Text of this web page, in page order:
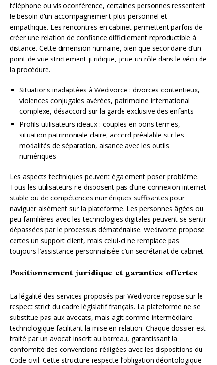
téléphone ou visioconférence, certaines personnes ressentent
le besoin d’un accompagnement plus personnel et
empathique. Les rencontres en cabinet permettent parfois de
créer une relation de confiance difficilement reproductible à
distance. Cette dimension humaine, bien que secondaire d’un
point de vue strictement juridique, joue un rôle dans le vécu de
la procédure.
Situations inadaptées à Wedivorce : divorces contentieux,
violences conjugales avérées, patrimoine international
complexe, désaccord sur la garde exclusive des enfants
Profils utilisateurs idéaux : couples en bons termes,
situation patrimoniale claire, accord préalable sur les
modalités de séparation, aisance avec les outils
numériques
Les aspects techniques peuvent également poser problème.
Tous les utilisateurs ne disposent pas d’une connexion internet
stable ou de compétences numériques suffisantes pour
naviguer aisément sur la plateforme. Les personnes âgées ou
peu familières avec les technologies digitales peuvent se sentir
dépassées par le processus dématérialisé. Wedivorce propose
certes un support client, mais celui-ci ne remplace pas
toujours l’assistance personnalisée d’un secrétariat de cabinet.
Positionnement juridique et garanties offertes
La légalité des services proposés par Wedivorce repose sur le
respect strict du cadre législatif français. La plateforme ne se
substitue pas aux avocats, mais agit comme intermédiaire
technologique facilitant la mise en relation. Chaque dossier est
traité par un avocat inscrit au barreau, garantissant la
conformité des conventions rédigées avec les dispositions du
Code civil. Cette structure respecte l’obligation déontologique